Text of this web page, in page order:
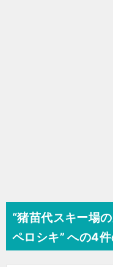
“猪苗代スキー場
ペロシキ” への4